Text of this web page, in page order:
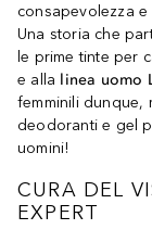
consapevolezza
Una storia che
le prime tinte per
e alla linea uomo
femminili dunque,
deodoranti e gel
uomini!
CURA DEL
EXPERT